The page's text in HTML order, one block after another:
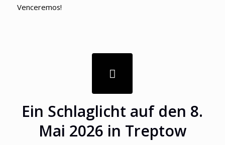
Venceremos!
Ein Schlaglicht auf den 8.
Mai 2026 in Treptow